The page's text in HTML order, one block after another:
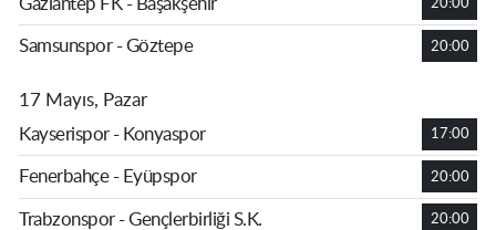
20:00
Samsunspor - Göztepe 20:00
17 Mayıs, Pazar
Kayserispor - Konyaspor
17:00
Fenerbahçe - Eyüpspor 20:00
Trabzonspor - Gençlerbirliği S.K. 20:00